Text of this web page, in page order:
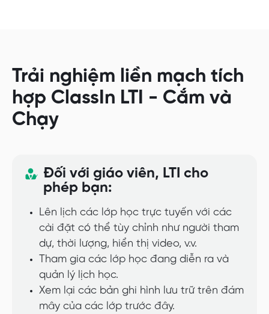
Trải nghiệm liền mạch tích
hợp ClassIn LTI - Cắm và
Chạy
Đối với giáo viên, LTI cho
phép bạn:
Lên lịch các lớp học trực tuyến với các
cài đặt có thể tùy chỉnh như người tham
dự, thời lượng, hiển thị video, v.v.
Tham gia các lớp học đang diễn ra và
quản lý lịch học.
Xem lại các bản ghi hình lưu trữ trên đám
mây của các lớp trước đây.